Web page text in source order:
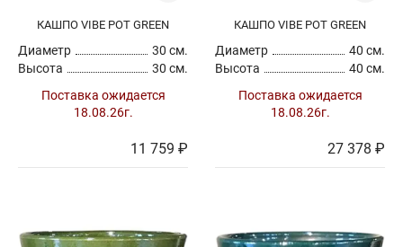
Диаметр
Стоимостьруб
КАШПО VIBE POT GREEN
Диаметр
30 см.
Высота
30 см.
Поставка ожидается
18.08.26г.
11 759 ₽
КАШПО VIBE POT GREEN
Диаметр
40 см.
Высота
40 см.
Поставка ожидается
18.08.26г.
27 378 ₽